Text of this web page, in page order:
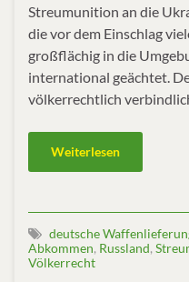
Streumunition an die
die vor dem Einschlag
großflächig in die
international ge­ächtet.
völkerrechtlich
Weiterlesen
deutsche
Abkommen, Russland,
Völkerrecht